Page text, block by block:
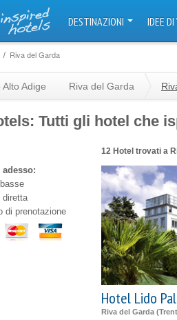
DESTINAZIONI IDEE
Riva del Garda
Adige Riva del Garda
Tutti gli hotel che
12 Hotel trovati a
Hotel Lido
Riva del Garda
diretta
di prenotazione